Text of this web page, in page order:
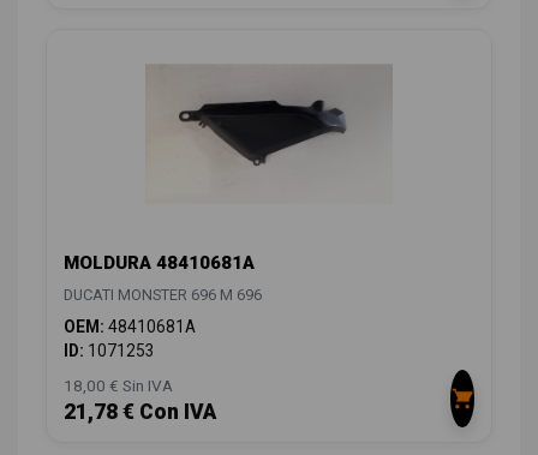
MOLDURA 48410681A
DUCATI MONSTER 696 M 696
OEM: 48410681A
ID: 1071253
18,00 € Sin IVA
21,78 € Con IVA